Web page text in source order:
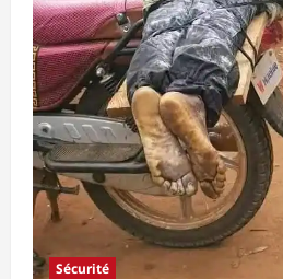
Sécurité